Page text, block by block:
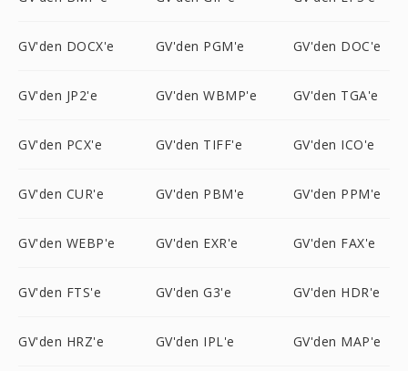
GV'den DOCX'e GV'den PGM'e GV'den DOC'e
GV'den JP2'e GV'den WBMP'e GV'den TGA'e
GV'den PCX'e GV'den TIFF'e GV'den ICO'e
GV'den CUR'e GV'den PBM'e GV'den PPM'e
GV'den WEBP'e GV'den EXR'e GV'den FAX'e
GV'den FTS'e GV'den G3'e GV'den HDR'e
GV'den HRZ'e GV'den IPL'e GV'den MAP'e